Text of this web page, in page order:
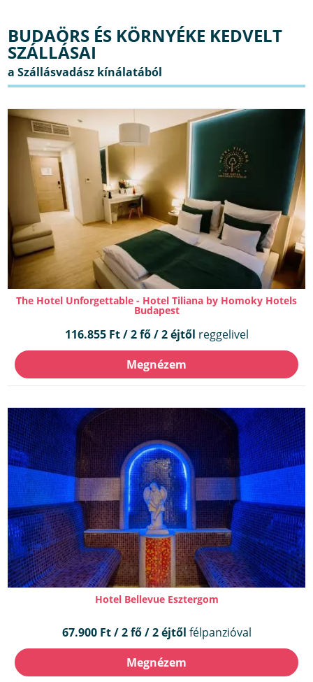
BUDAÖRS ÉS KÖRNYÉKE KEDVELT
SZÁLLÁSAI
The Hotel Unforgettable - Hotel Tiliana by Homoky Hotels
Budapest
116.855 Ft / 2 fő / 2 éjtől reggelivel
Megnézem
Hotel Bellevue Esztergom
67.900 Ft / 2 fő / 2 éjtől félpanzióval
Megnézem